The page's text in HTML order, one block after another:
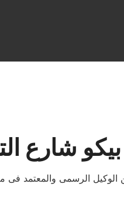
شارع
الوكيل الرسمى والمعتمد